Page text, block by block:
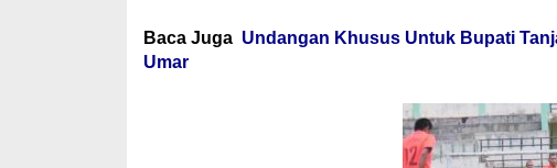
Baca Juga Undangan Khusus Untuk Bupati
Umar